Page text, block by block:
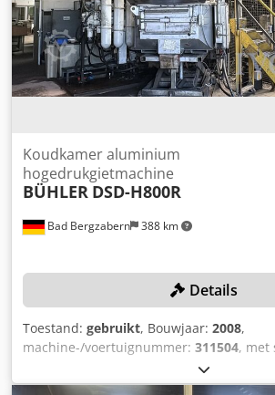
Bad Bergzabern 388 km
Koudkamer aluminium
hogedrukgietmachine
BÜHLER DSD-H800R
Details
Toestand: gebruikt, Bouwjaar: 2008,
machine-/voertuignummer: 311504, met
warmhoudoven STRIKO WESTOFEN
bouwjaar: 2008, serienummer: 10406,